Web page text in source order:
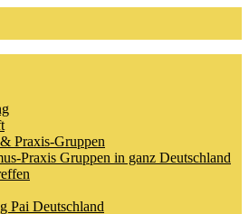
Praxis-Gruppen
Praxis Gruppen in ganz Deutschland
Pai Deutschland